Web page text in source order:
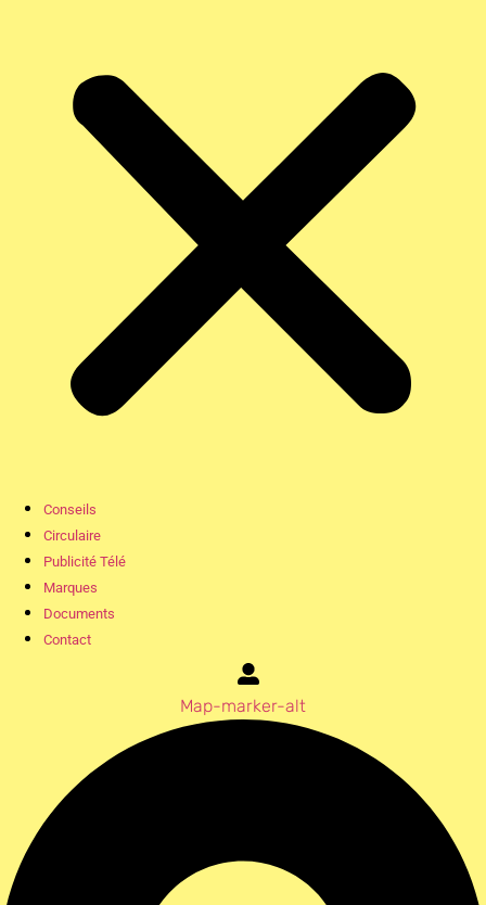
Conseils
Circulaire
Publicité Télé
Marques
Documents
Contact
Map-marker-alt